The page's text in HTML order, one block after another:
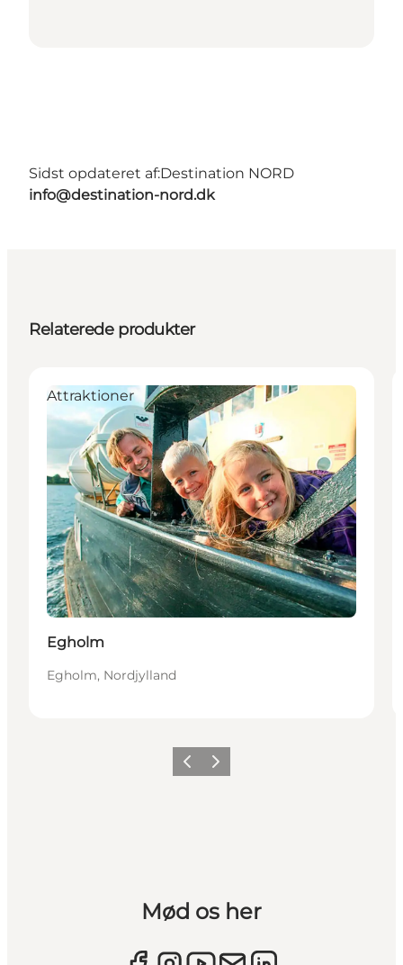
Sidst opdateret af:Destination NORD
info@destination-nord.dk
Relaterede produkter
Attraktioner
Egholm
Egholm, Nordjylland
ForrigeNæste
Mød os her